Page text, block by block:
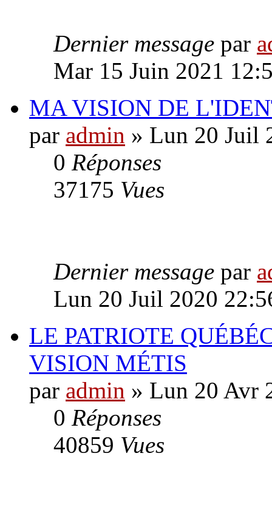
Dernier message par
Mar 15 Juin 2021
MA VISION DE
par admin » Lun 20 Juil
0 Réponses
37175 Vues
Dernier message par
Lun 20 Juil 2020
LE PATRIOTE
VISION MÉTIS
par admin » Lun 20 Avr
0 Réponses
40859 Vues